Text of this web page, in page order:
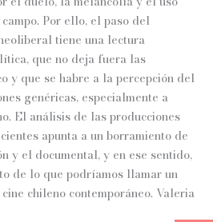
Por ello, el paso del
tiene una lectura
que no deja fuera las
y que se habre a la percepción del
genéricas, especialmente a
El análisis de las producciones
apunta a un borramiento de
y el documental, y en ese sentido,
de lo que podríamos llamar un
chileno contemporáneo. Valeria